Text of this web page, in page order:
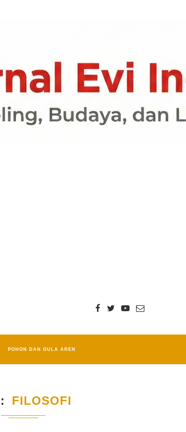
POHON DAN GULA AREN
FILOSOFI